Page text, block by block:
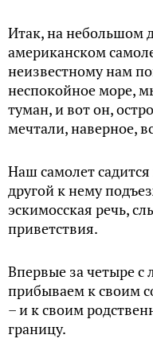
Итак, на небольшом
американском
неизвестному нам
неспокойное море,
туман, и вот он,
мечтали, наверное,
Наш самолет
другой к нему
эскимосская речь,
приветствия.
Впервые за четыре
прибываем к своим
– и к своим
границу.